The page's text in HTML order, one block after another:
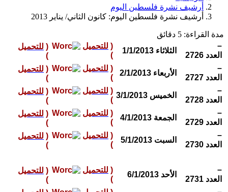
أرشيف نشرة فلسطين اليوم
أرشيف نشرة فلسطين اليوم: كانون الثاني/ يناير 2013
مدة القراءة: 5 دقائق
–
العدد 2726
الثلاثاء 1/1/2013
( للتحميل
)
( للتحميل
)
–
العدد 2727
الأربعاء 2/1/2013
( للتحميل
)
( للتحميل
)
–
العدد 2728
الخميس 3/1/2013
( للتحميل
)
( للتحميل
)
–
العدد 2729
الجمعة 4/1/2013
( للتحميل
)
( للتحميل
)
–
العدد 2730
السبت 5/1/2013
( للتحميل
)
( للتحميل
)
–
العدد 2731
الأحد 6/1/2013
( للتحميل
)
( للتحميل
)